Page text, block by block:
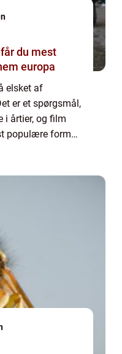
du mest
europa
elsket af
er et spørgsmål,
i årtier, og film
populære former